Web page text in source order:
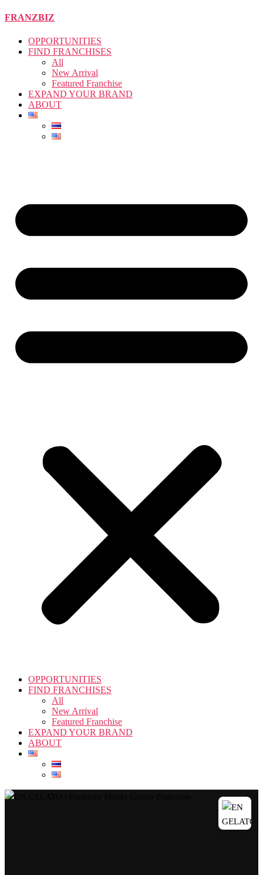
Skip
content
FRANZBIZ
OPPORTUNITIES
FIND FRANCHISES
All
New Arrival
Featured Franchise
EXPAND YOUR BRAND
ABOUT
OPPORTUNITIES
FIND FRANCHISES
All
New Arrival
Featured Franchise
EXPAND YOUR BRAND
ABOUT